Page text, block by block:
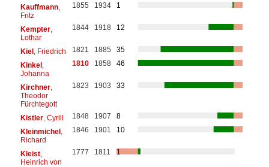
Kauffmann,
Fritz
1855 1934 1
Kempter,
Lothar
1844 1918 12
Kiel, Friedrich 1821 1885
35
Kinkel,
Johanna
1810 1858 46
Kirchner,
Theodor
Fürchtegott
1823 1903 33
Kistler, Cyrill 1848 1907
8
Kleinmichel,
Richard
1846 1901 10
Kleist,
Heinrich von
1777 1811 1